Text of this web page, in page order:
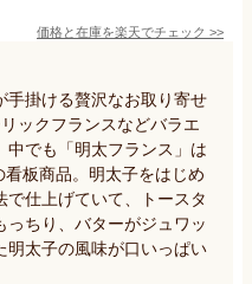
価格と在庫を楽天でチェック >>
手掛ける贅沢なお取り寄せ
ックフランスなどバラエ
中でも「明太フランス」は
看板商品。明太子をはじめ
で仕上げていて、トースタ
ちり、バターがジュワッ
明太子の風味が口いっぱい